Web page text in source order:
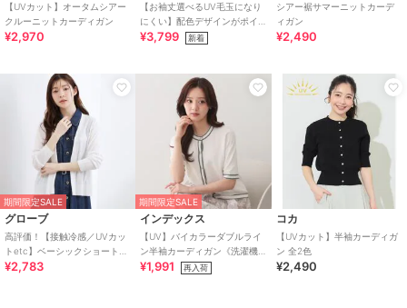
【UVカット】オータムシアー
クルーニットカーディガン
¥2,970
【お袖丈選べるUV毛玉になり
にくい】配色デザインがポイ
ント ひんやりボタンレスカー
¥3,799 新着
シアー裾サマーニットカーデ
ィガン
¥2,490
期間限定SALE
グローブ
高評価！【接触冷感／UVカッ
トetc】ベーシックショートカ
ーディガン
¥2,783
期間限定SALE
インデックス
【UV】バイカラーダブルライ
ン半袖カーディガン《洗濯機
OK》
¥1,991 再入荷
コカ
【UVカット】半袖カーディガ
ン 全2色
¥2,490